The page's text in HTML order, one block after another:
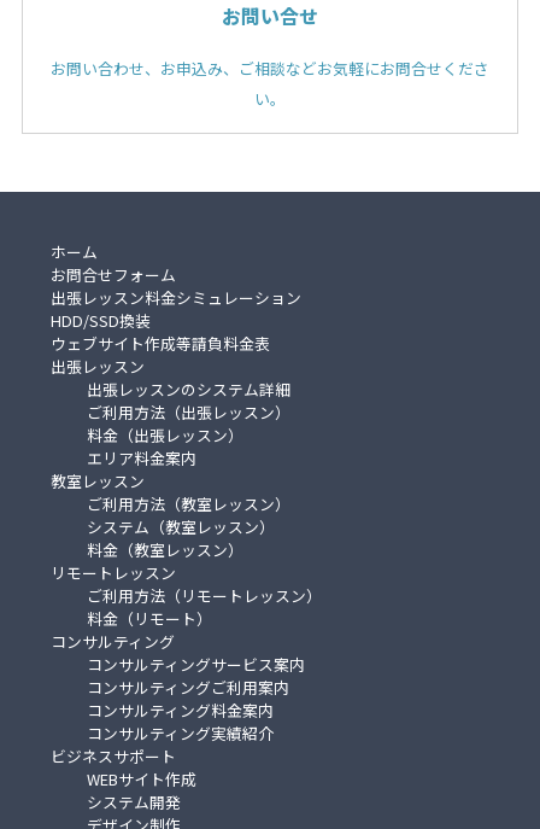
お問い合せ
お問い合わせ、お申込み、ご相談などお気軽にお問合せくださ
い。
ホーム
お問合せフォーム
出張レッスン料金シミュレーション
HDD/SSD換装
ウェブサイト作成等請負料金表
出張レッスン
出張レッスンのシステム詳細
ご利用方法（出張レッスン）
料金（出張レッスン）
エリア料金案内
教室レッスン
ご利用方法（教室レッスン）
システム（教室レッスン）
料金（教室レッスン）
リモートレッスン
ご利用方法（リモートレッスン）
料金（リモート）
コンサルティング
コンサルティングサービス案内
コンサルティングご利用案内
コンサルティング料金案内
コンサルティング実績紹介
ビジネスサポート
WEBサイト作成
システム開発